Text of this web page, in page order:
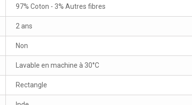
97% Coton - 3% Autres fibres
2 ans
Non
Lavable en machine à 30°C
Rectangle